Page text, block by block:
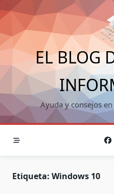
Saltar
al
contenido
EL BLOG
Ayuda y consejos
Etiqueta: Windows 10